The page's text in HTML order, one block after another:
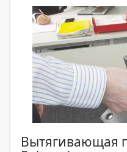
Вытягивающая